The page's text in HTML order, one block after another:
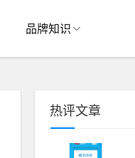
品牌知识
热评文章